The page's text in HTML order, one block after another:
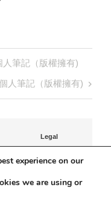
筆記（版權擁有)
人筆記（版權擁有)
Legal
Terms of Use
2023
experience on our
we are using or